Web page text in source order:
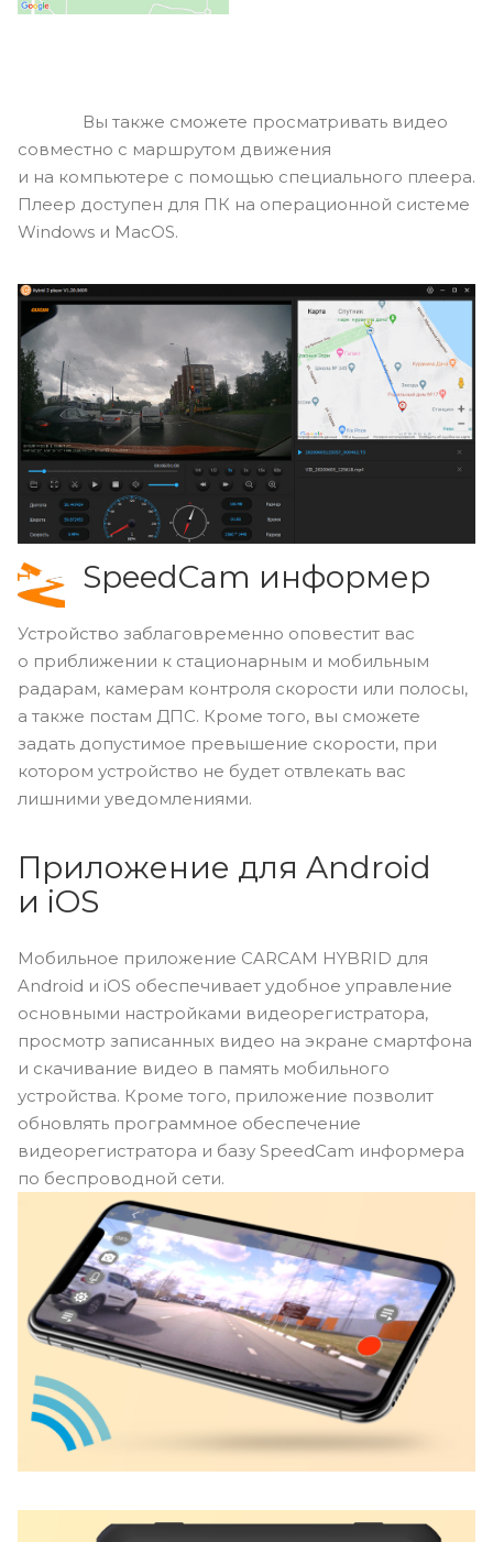
Вы также сможете просматривать видео
совместно с маршрутом движения
и на компьютере с помощью специального плеера.
Плеер доступен для ПК на операционной системе
Windows и MacOS.
SpeedCam информер
Устройство заблаговременно оповестит вас
о приближении к стационарным и мобильным
радарам, камерам контроля скорости или полосы,
а также постам ДПС. Кроме того, вы сможете
задать допустимое превышение скорости, при
котором устройство не будет отвлекать вас
лишними уведомлениями.
Приложение для Android
и iOS
Мобильное приложение CARCAM HYBRID для
Android и iOS обеспечивает удобное управление
основными настройками видеорегистратора,
просмотр записанных видео на экране смартфона
и скачивание видео в память мобильного
устройства. Кроме того, приложение позволит
обновлять программное обеспечение
видеорегистратора и базу SpeedCam информера
по беспроводной сети.